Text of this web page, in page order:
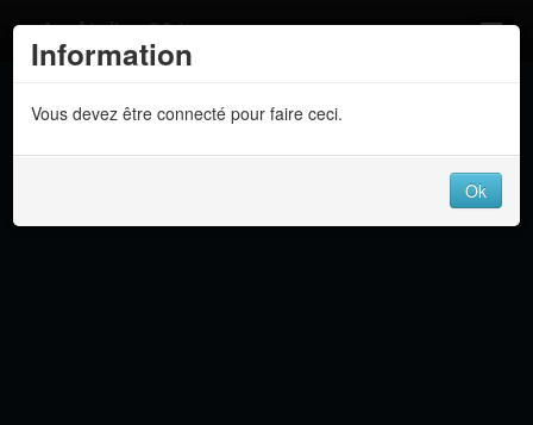
Information
Vous devez être connecté pour faire ceci.
Ok
Atelier 801
Dev Tracker
Langue